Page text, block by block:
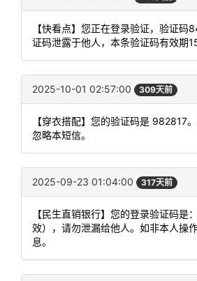
【快看点】您正在登录验证，验证
证码泄露于他人，本条验证码有效期
2025-10-01 02:57:00 309天前
【穿衣搭配】您的验证码是 982817
忽略本短信。
2025-09-23 01:04:00 317天前
【民生直销银行】您的登录验证码
效），请勿泄漏给他人。如非本人操
息。